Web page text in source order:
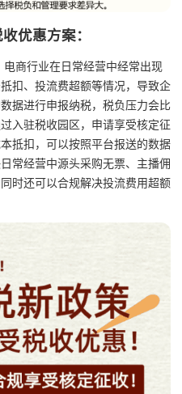
优惠方案：
商行业在日常经营中经常出现
扣、投流费超额等情况，导致企
据进行申报纳税，税负压力会比
入驻税收园区，申请享受核定征
抵扣，可以按照平台报送的数据
常经营中源头采购无票、主播佣
时还可以合规解决投流费用超额